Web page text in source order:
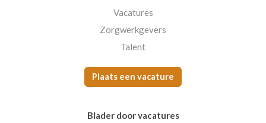
Vacatures
Zorgwerkgevers
Talent
Plaats een vacature
Blader door vacatures